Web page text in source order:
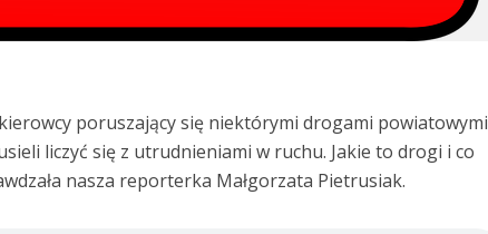
poruszający się niektórymi drogami powiatowymi
liczyć się z utrudnieniami w ruchu. Jakie to drogi i co
nasza reporterka Małgorzata Pietrusiak.